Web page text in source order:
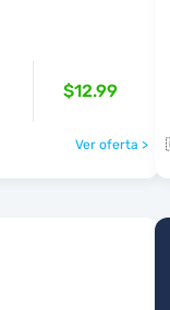
$12.99
Ver oferta >